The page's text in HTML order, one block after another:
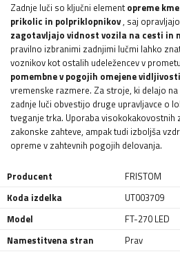
Zadnje luči so ključni elementopreme
prikolic in polpriklopnikov, saj
zagotavljajo vidnost vozila na cesti in
pravilno izbranimi zadnjimi lučmi lahko
voznikov kot ostalih udeležencev v
pomembne v pogojih omejene
vremenske razmere. Za stroje, ki delajo
zadnje luči obvestijo druge upravljavce o
tveganje trka. Uporaba visokokakovostnih
zakonske zahteve, ampak tudi izboljša
opreme v zahtevnih pogojih delovanja.
Producent
FRISTOM
Koda izdelka
UT003709
Model
FT-270 LED
Namestitvena stran
Prav